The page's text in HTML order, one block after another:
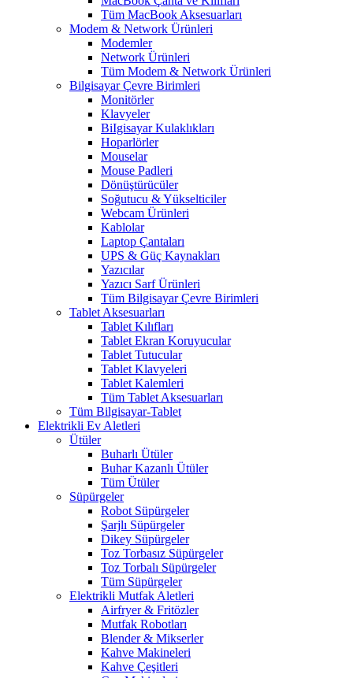
Tüm MacBook Aksesuarları
Modem & Network Ürünleri
Modemler
Network Ürünleri
Tüm Modem & Network Ürünleri
Bilgisayar Çevre Birimleri
Monitörler
Klavyeler
BiIgisayar Kulaklıkları
Hoparlörler
Mouselar
Mouse Padleri
Dönüştürücüler
Soğutucu & Yükselticiler
Webcam Ürünleri
Kablolar
Laptop Çantaları
UPS & Güç Kaynakları
Yazıcılar
Yazıcı Sarf Ürünleri
Tüm Bilgisayar Çevre Birimleri
Tablet Aksesuarları
Tablet Kılıfları
Tablet Ekran Koruyucular
Tablet Tutucular
Tablet Klavyeleri
Tablet Kalemleri
Tüm Tablet Aksesuarları
Tüm Bilgisayar-Tablet
Elektrikli Ev Aletleri
Ütüler
Buharlı Ütüler
Buhar Kazanlı Ütüler
Tüm Ütüler
Süpürgeler
Robot Süpürgeler
Şarjlı Süpürgeler
Dikey Süpürgeler
Toz Torbasız Süpürgeler
Toz Torbalı Süpürgeler
Tüm Süpürgeler
Elektrikli Mutfak Aletleri
Airfryer & Fritözler
Mutfak Robotları
Blender & Mikserler
Kahve Makineleri
Kahve Çeşitleri